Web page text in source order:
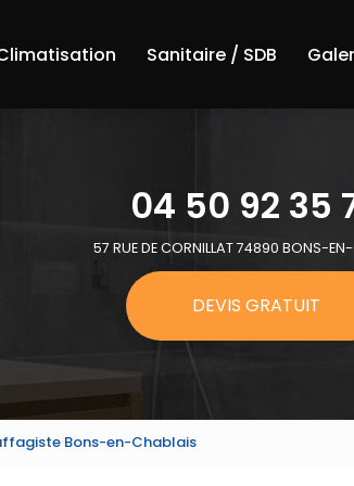
Sanitaire / SDB
04 50 92 35
57 RUE DE CORNILLAT 74890 BONS-
DEVIS GRATUIT
Bons-en-Chablais